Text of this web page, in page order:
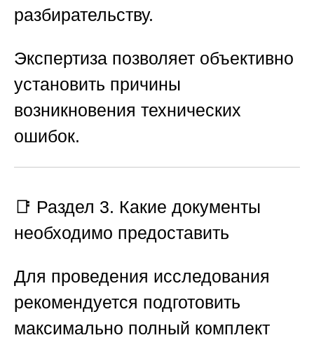
разбирательству.
Экспертиза позволяет объективно
установить причины
возникновения технических
ошибок.
📑 Раздел 3. Какие документы
необходимо предоставить
Для проведения исследования
рекомендуется подготовить
максимально полный комплект